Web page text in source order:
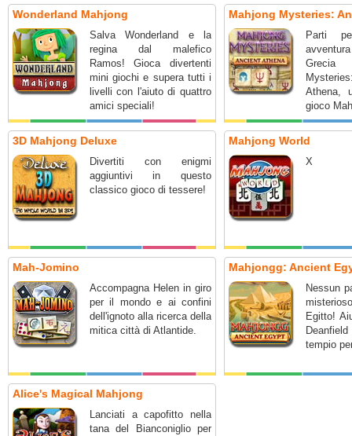
nascosti
Wonderland Mahjong
Salva Wonderland e la
regina dal malefico
Ramos! Gioca divertenti
mini giochi e supera tutti i
livelli con l'aiuto di quattro
amici speciali!
Mahjong Mysteries:
Parti
Athena,
gioco
3D Mahjong Deluxe
Divertiti con enigmi
aggiuntivi in questo
classico gioco di tessere!
Mahjong World
X
Mah-Jomino
Accompagna Helen in giro
per il mondo e ai confini
dell'ignoto alla ricerca della
mitica città di Atlantide.
Mahjongg: Ancient
Nessun
Egitto!
tempio
Alice's Magical Mahjong
Lanciati a capofitto nella
tana del Bianconiglio per